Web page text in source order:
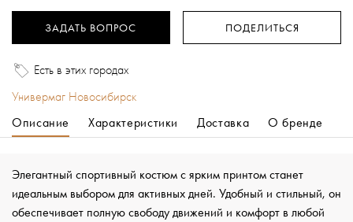
ЗАДАТЬ ВОПРОС ПОДЕЛИТЬСЯ
Есть в этих городах
Универмаг Новосибирск
Описание
Характеристики Доставка О бренде
Элегантный спортивный костюм с ярким принтом станет
идеальным выбором для активных дней. Удобный и стильный, он
обеспечивает полную свободу движений и комфорт в любой